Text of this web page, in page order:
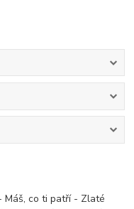
Máš, co ti patří - Zlaté